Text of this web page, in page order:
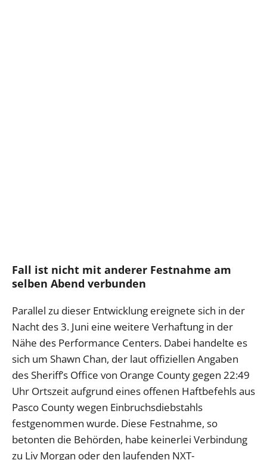
Fall ist nicht mit anderer Festnahme am
selben Abend verbunden
Parallel zu dieser Entwicklung ereignete sich in der
Nacht des 3. Juni eine weitere Verhaftung in der
Nähe des Performance Centers. Dabei handelte es
sich um Shawn Chan, der laut offiziellen Angaben
des Sheriff’s Office von Orange County gegen 22:49
Uhr Ortszeit aufgrund eines offenen Haftbefehls aus
Pasco County wegen Einbruchsdiebstahls
festgenommen wurde. Diese Festnahme, so
betonten die Behörden, habe keinerlei Verbindung
zu Liv Morgan oder den laufenden NXT-